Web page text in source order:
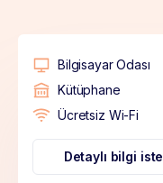
Bilgisayar Odası
Kütüphane
Ücretsiz Wi-Fi
Detaylı bilgi iste